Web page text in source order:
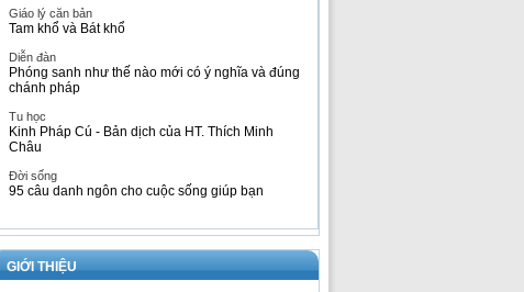
Giáo lý căn bản
Tam khổ và Bát khổ
Diễn đàn
Phóng sanh như thế nào mới có ý nghĩa và đúng
chánh pháp
Tu học
Kinh Pháp Cú - Bản dịch của HT. Thích Minh
Châu
Đời sống
95 câu danh ngôn cho cuộc sống giúp bạn
GIỚI THIỆU